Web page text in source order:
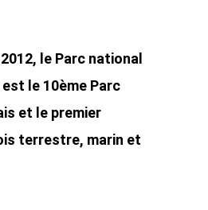
le Parc national
le 10ème Parc
et le premier
terrestre, marin et